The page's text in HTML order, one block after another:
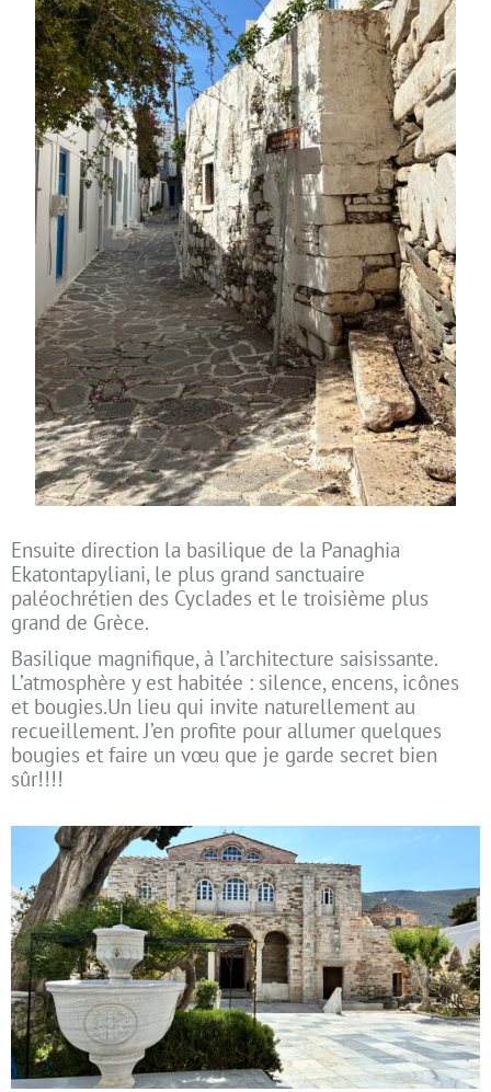
Ensuite direction la basilique de la Panaghia
Ekatontapyliani, le plus grand sanctuaire
paléochrétien des Cyclades et le troisième plus
grand de Grèce.
Basilique magnifique, à l’architecture saisissante.
L’atmosphère y est habitée : silence, encens, icônes
et bougies.Un lieu qui invite naturellement au
recueillement. J’en profite pour allumer quelques
bougies et faire un vœu que je garde secret bien
sûr!!!!